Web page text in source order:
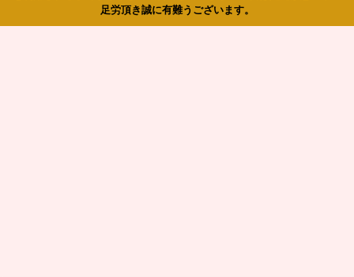
足労頂き誠に有難うございます。